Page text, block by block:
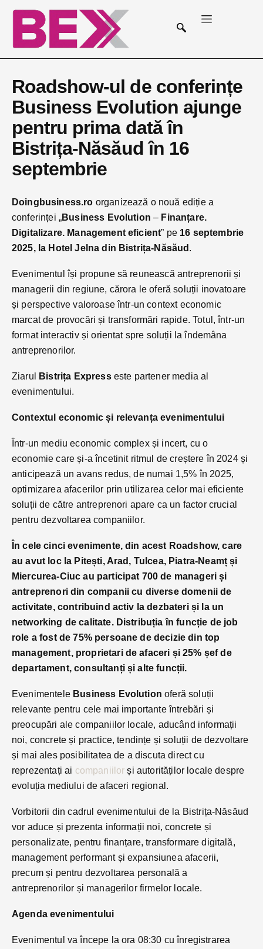
Roadshow-ul de conferințe
Business Evolution ajunge
pentru prima dată în
Bistrița-Năsăud în 16
septembrie
Doingbusiness.ro organizează o nouă ediție a
conferinței „Business Evolution– Finanțare.
Digitalizare. Management eficient” pe 16 septembrie
2025, la Hotel Jelna din Bistrița-Năsăud .
Evenimentul își propune să reunească antreprenorii și
managerii din regiune, cărora le oferă soluții inovatoare
și perspective valoroase într-un context economic
marcat de provocări și transformări rapide. Totul, într-un
format interactiv și orientat spre soluții la îndemâna
antreprenorilor.
Ziarul Bistrița Express este partener media al
evenimentului.
Contextul economic și relevanța evenimentului
Într-un mediu economic complex și incert, cu o
economie care și-a încetinit ritmul de creștere în 2024 și
anticipează un avans redus, de numai 1,5% în 2025,
optimizarea afacerilor prin utilizarea celor mai eficiente
soluții de către antreprenori apare ca un factor crucial
pentru dezvoltarea companiilor.
În cele cinci evenimente, din acest Roadshow, care
au avut loc la Pitești, Arad, Tulcea, Piatra-Neamț și
Miercurea-Ciuc au participat 700 de manageri și
antreprenori din companii cu diverse domenii de
activitate, contribuind activ la dezbateri și la un
networking de calitate. Distribuția în funcție de job
role a fost de 75% persoane de decizie din top
management, proprietari de afaceri și 25% șef de
departament, consultanți și alte funcții.
Evenimentele Business Evolutionoferă soluții
relevante pentru cele mai importante întrebări și
preocupări ale companiilor locale, aducând informații
noi, concrete și practice, tendințe și soluții de dezvoltare
și mai ales posibilitatea de a discuta direct cu
reprezentați ai companiilor și autorităților locale despre
evoluția mediului de afaceri regional.
Vorbitorii din cadrul evenimentului de la Bistrița-Năsăud
vor aduce și prezenta informații noi, concrete și
personalizate, pentru finanțare, transformare digitală,
management performant și expansiunea afacerii,
precum și pentru dezvoltarea personală a
antreprenorilor și managerilor firmelor locale.
Agenda evenimentului
Evenimentul va începe la ora 08:30 cu înregistrarea